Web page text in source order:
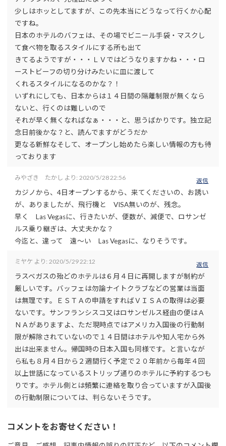
少しはホッとしてますが、この先本当にどうなって行くか心配
ですね。
日本のホテルのバフェは、その場でビニール手袋・マスクし
て食べ物を取るスタイルにする所も出て
きてるようですが・・・ＬＶではどうなりますかね・・・ロ
ーストビーフの切り分けみたいに皿に渡して
くれるスタイルになるのかな？！
いずれにしても、日本からは１４日間の隔離制限が無くなら
ないと、行くのは難しいので
それが早く無くなればなぁ・・・と、思うばかりです。独立記
念日前後かな？と、読んでますがどうだか
更なる新鮮なそして、オープンし始めたら楽しい情報の方も待
っております
みやざき たかし より: 2020/5/28 22:56
カジノから、4日オープンするから、来てくださいの、お誘い
が、ありましたが、飛行機と VISA無いのが、残念。
早く Las Vegasに、行きたいが、便数が、減便で、ロサンゼ
ルス乗り継ぎは、大丈夫かな？
今迄と、違って 遠〜い Las Vegasに、なりそうです。
返信
ミヤケ より: 2020/5/29 22:12
ラスベガスの殆どのホテルは６月４日に再開しますが制約が
厳しいです。バッフェは勿論ナイトクラブなどの営業は当面
は無理です。ＥＳＴＡの申請をすればＶＩＳＡの取得は必要
ないです。サンフランシスコ又はロサンゼルス経由の便はＡ
ＮＡがありますよ、ただ現時点ではアメリカ入国後の行動制
限が解除されていないので１４日間はホテルや知人宅から外
出は出来ません。帰国時の日本入国も同様です。と言いなが
ら私も８月４日から２週間行く予定で２０年前から毎年４回
以上世話になっているストリップ通りのホテルに予約するつも
りです。ホテル側とは頻繁に連絡を取り合っていますが入国後
の行動制限については、判らないそうです。
返信
コメントをお寄せください！